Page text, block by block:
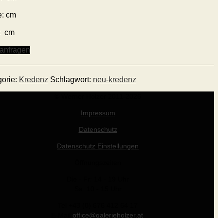
cm
cm
Kredenz Schlagwort: neu-kredenz
Impressum
Datenschutz
Datenschutz Einstellungen
office@galerieholzer.at